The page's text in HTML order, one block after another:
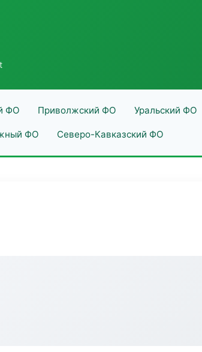
ФО Приволжский ФО Уральский ФО
ФО Северо-Кавказский ФО